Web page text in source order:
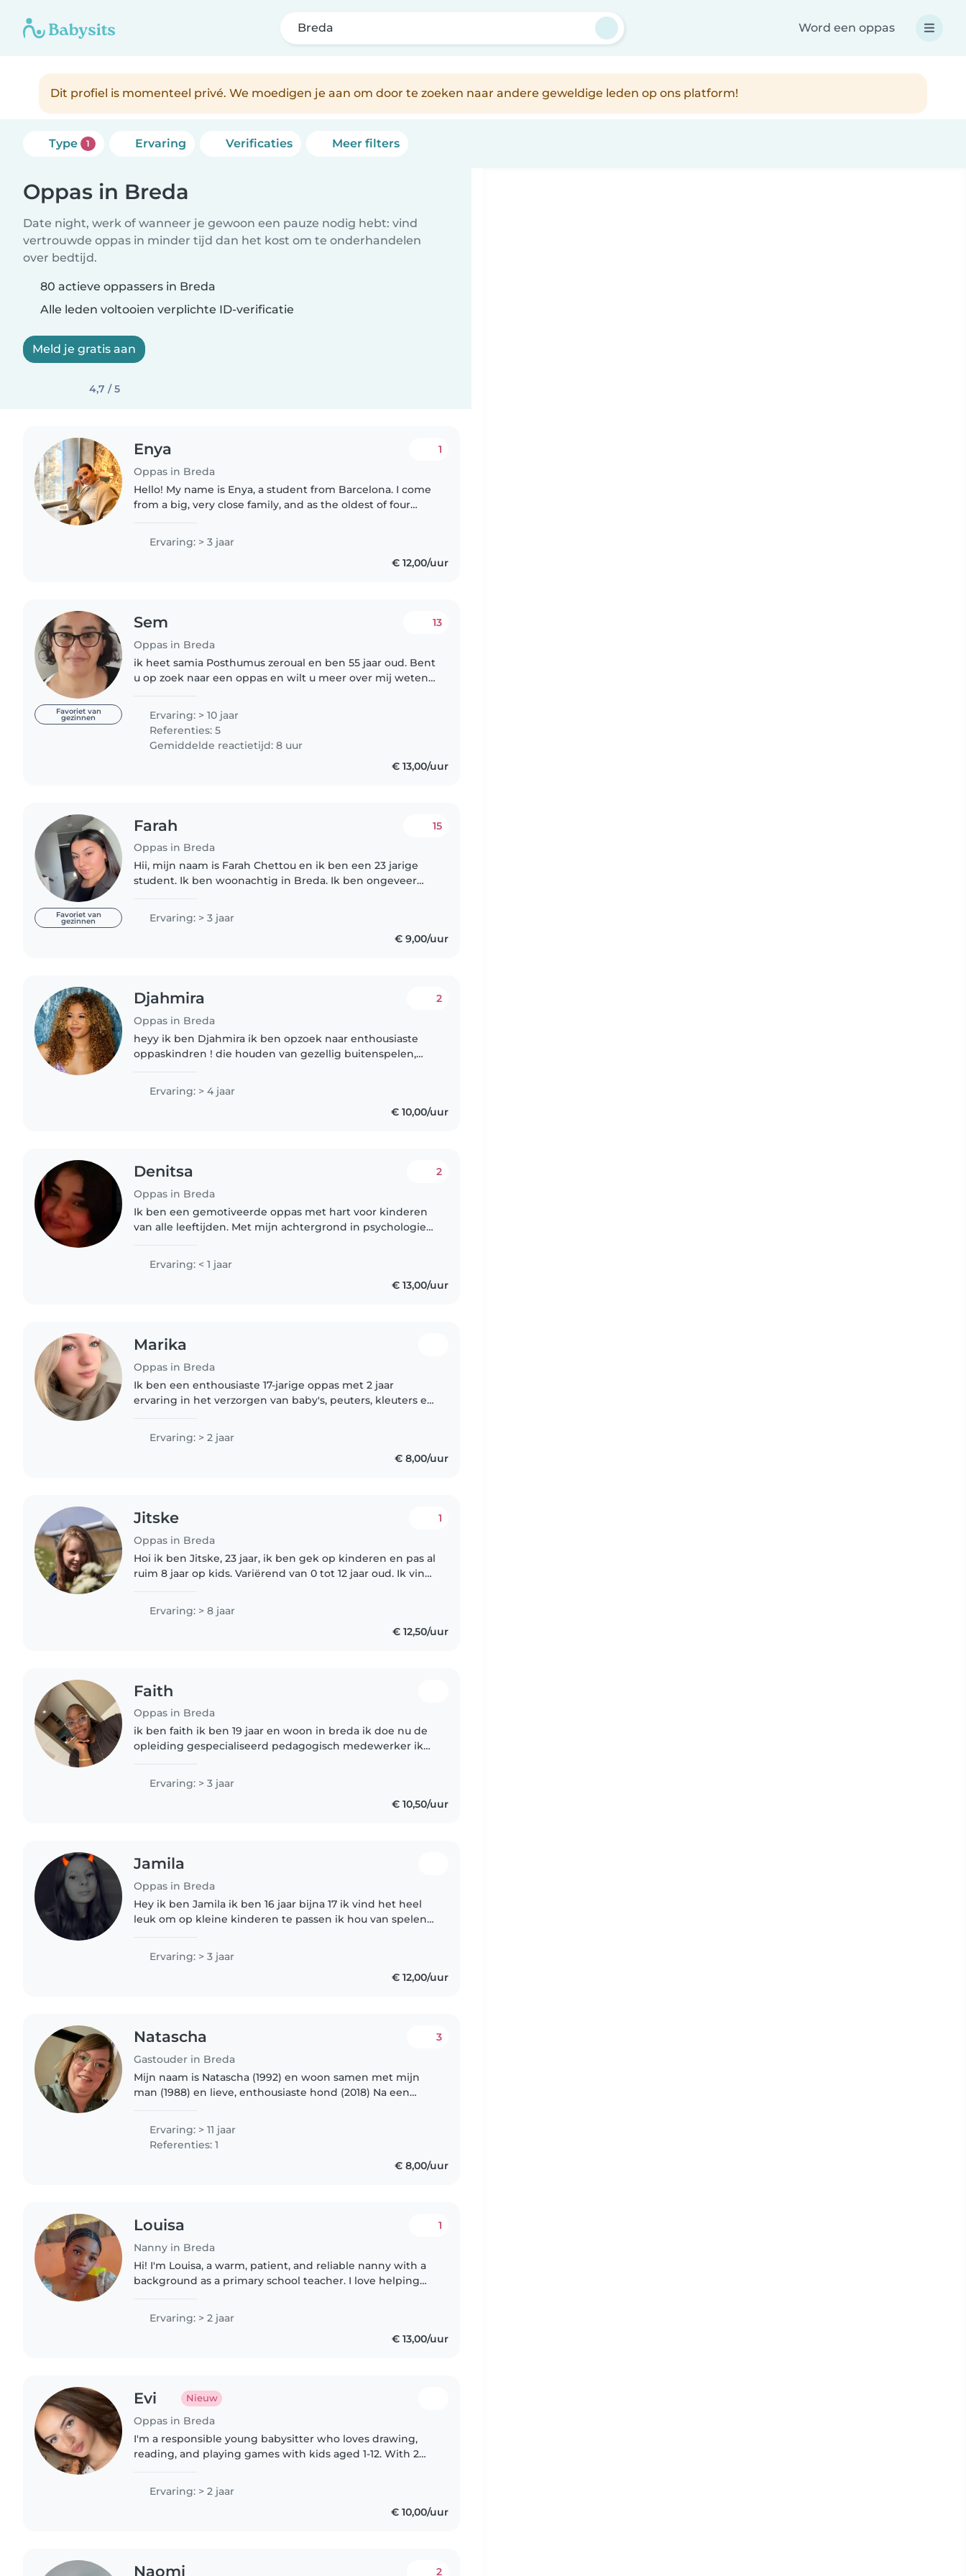
Breda Word een oppas
Dit profiel is momenteel privé. We moedigen je aan om door te zoeken naar andere geweldige leden op ons platform!
Type 1 Ervaring Verificaties Meer filters
Oppas in Breda
Date night, werk of wanneer je gewoon een pauze nodig hebt: vind
vertrouwde oppas in minder tijd dan het kost om te onderhandelen
over bedtijd.
80 actieve oppassers in Breda
Alle leden voltooien verplichte ID-verificatie
Meld je gratis aan
4,7 / 5
Enya
Oppas in Breda
1
Hello! My name is Enya, a student from Barcelona. I come
from a big, very close family, and as the oldest of four
remember...
Ervaring: > 3 jaar
€ 12,00/uur
Favoriet van
gezinnen
Sem
Oppas in Breda
13
ik heet samia Posthumus zeroual en ben 55 jaar oud. Bent
u op zoek naar een oppas en wilt u meer over mij weten?
Ervaring: > 10 jaar
Referenties: 5
Gemiddelde reactietijd: 8 uur
€ 13,00/uur
Favoriet van
gezinnen
Farah
Oppas in Breda
15
Hii, mijn naam is Farah Chettou en ik ben een 23 jarige
student. Ik ben woonachtig in Breda. Ik ben ongeveer
dag dat ik..
Ervaring: > 3 jaar
€ 9,00/uur
Djahmira
Oppas in Breda
2
heyy ik ben Djahmira ik ben opzoek naar enthousiaste
oppaskindren ! die houden van gezellig buitenspelen,
noem maar op zo lang..
Ervaring: > 4 jaar
€ 10,00/uur
Denitsa
Oppas in Breda
2
Ik ben een gemotiveerde oppas met hart voor kinderen
van alle leeftijden. Met mijn achtergrond in psychologie
leuk om iedere..
Ervaring: < 1 jaar
€ 13,00/uur
Marika
Oppas in Breda
Ik ben een enthousiaste 17-jarige oppas met 2 jaar
ervaring in het verzorgen van baby's, peuters, kleuters en
spelletjes, ben ik ook..
Ervaring: > 2 jaar
€ 8,00/uur
Jitske
Oppas in Breda
1
Hoi ik ben Jitske, 23 jaar, ik ben gek op kinderen en pas al
ruim 8 jaar op kids. Variërend van 0 tot 12 jaar oud. Ik vind
Ervaring: > 8 jaar
€ 12,50/uur
Faith
Oppas in Breda
ik ben faith ik ben 19 jaar en woon in breda ik doe nu de
opleiding gespecialiseerd pedagogisch medewerker ik
dus ik heb al ervaring..
Ervaring: > 3 jaar
€ 10,50/uur
Jamila
Oppas in Breda
Hey ik ben Jamila ik ben 16 jaar bijna 17 ik vind het heel
leuk om op kleine kinderen te passen ik hou van spelen
waar ik jullie..
Ervaring: > 3 jaar
€ 12,00/uur
Natascha
Gastouder in Breda
3
Mijn naam is Natascha (1992) en woon samen met mijn
man (1988) en lieve, enthousiaste hond (2018) Na een
heb ik de stap genomen..
Ervaring: > 11 jaar
Referenties: 1
€ 8,00/uur
Louisa
Nanny in Breda
1
Hi! I'm Louisa, a warm, patient, and reliable nanny with a
background as a primary school teacher. I love helping
reading, arts..
Ervaring: > 2 jaar
€ 13,00/uur
Evi Nieuw
Oppas in Breda
I'm a responsible young babysitter who loves drawing,
reading, and playing games with kids aged 1-12. With 2
Ervaring: > 2 jaar
€ 10,00/uur
Naomi 2